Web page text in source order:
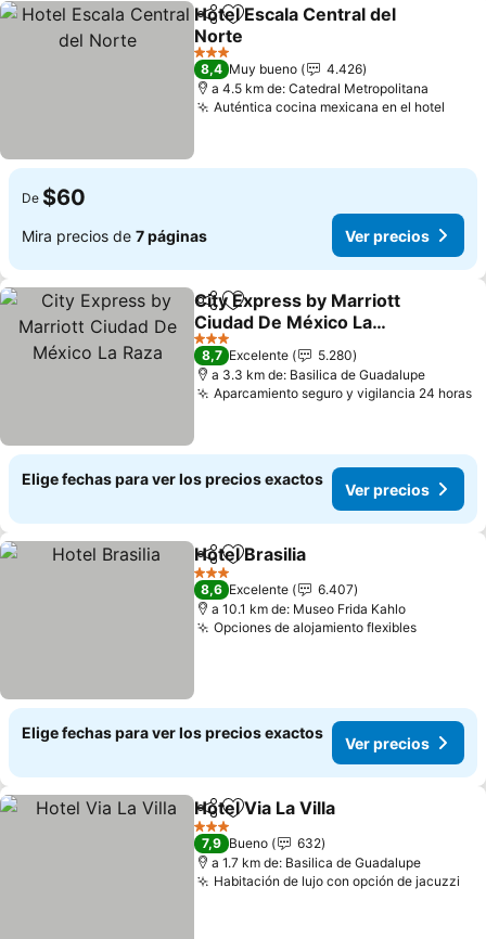
CompartirAgregar a favoritos
Hotel Escala Central del
Norte
Ver precios
3 Estrellas
8,4 Muy bueno
4.426
a 4.5 km de: Catedral Metropolitana
Auténtica cocina mexicana en el hotel
De $60
Mira precios de 7 páginas Ver precios
CompartirAgregar a favoritos
City Express by Marriott
Ciudad De México La
Raza
Ver precios
3 Estrellas
8,7 Excelente
5.280
a 3.3 km de: Basilica de Guadalupe
Aparcamiento seguro y vigilancia 24 horas
Elige fechas para ver los precios exactos
Ver precios
CompartirAgregar a favoritos
Hotel Brasilia
3 Estrellas
8,6 Excelente
6.407
a 10.1 km de: Museo Frida Kahlo
Opciones de alojamiento flexiblesVer
Elige fechas para ver los precios exactos
Ver precios
CompartirAgregar a favoritos
Hotel Via La Villa
3 Estrellas
7,9 Bueno
632
a 1.7 km de: Basilica de Guadalupe
Habitación de lujo con opción de jacuzzi